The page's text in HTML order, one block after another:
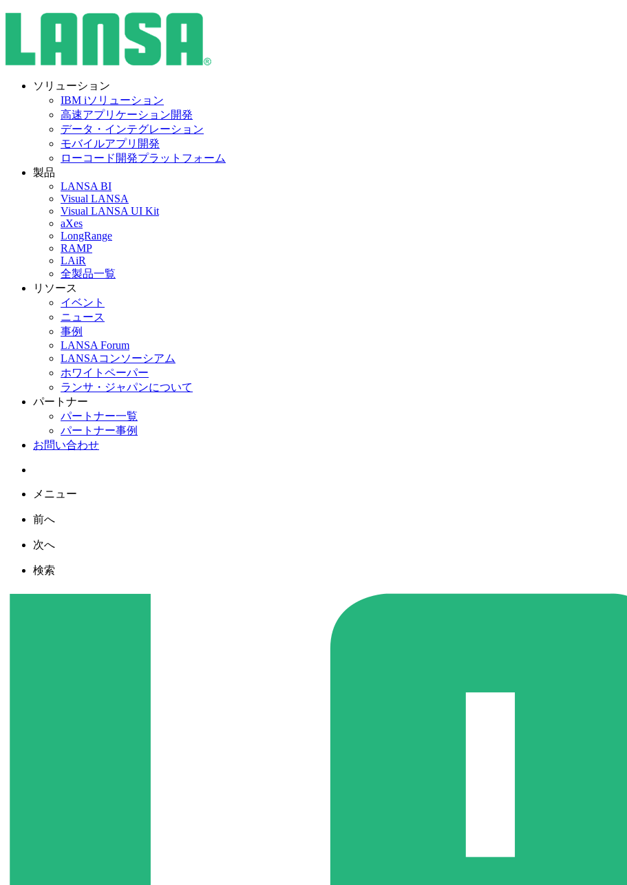
ソリューション
IBM iソリューション
高速アプリケーション開発
データ・インテグレーション
モバイルアプリ開発
ローコード開発プラットフォーム
製品
LANSA BI
Visual LANSA
Visual LANSA UI Kit
aXes
LongRange
RAMP
LAiR
全製品一覧
リソース
イベント
ニュース
事例
LANSA Forum
LANSAコンソーシアム
ホワイトペーパー
ランサ・ジャパンについて
パートナー
パートナー一覧
パートナー事例
お問い合わせ
メニュー
前へ
次へ
検索